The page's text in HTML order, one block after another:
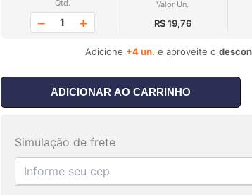
Qtd.
− +
Valor Un.
R$ 19,76
Adicione +4 un. e aproveite o
ADICIONAR AO CARRINHO
Simulação de frete